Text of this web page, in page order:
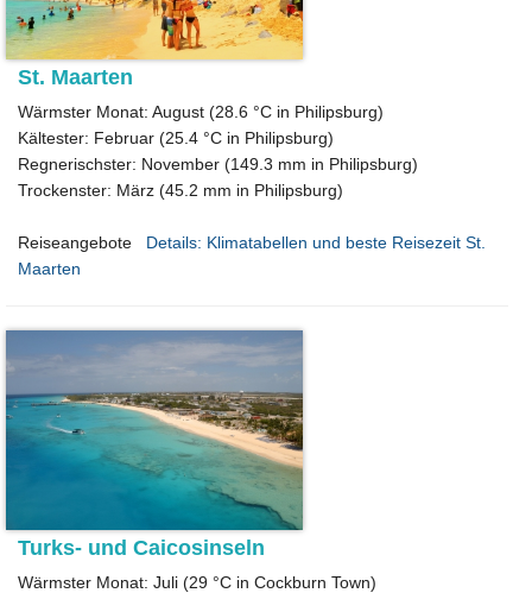
St. Maarten
Wärmster Monat: August (28.6 °C in Philipsburg)
Kältester: Februar (25.4 °C in Philipsburg)
Regnerischster: November (149.3 mm in Philipsburg)
Trockenster: März (45.2 mm in Philipsburg)
Reiseangebote
Details: Klimatabellen und beste Reisezeit St.
Maarten
Turks- und Caicosinseln
Wärmster Monat: Juli (29 °C in Cockburn Town)